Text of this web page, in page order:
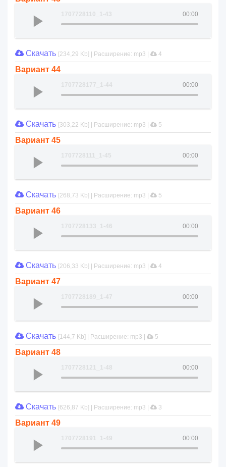
00:00
1707728110_1-43
Скачать [234,29 Kb] | Расширение: mp3 | 4
Вариант 44
00:00
1707728177_1-44
Скачать [303,22 Kb] | Расширение: mp3 | 5
Вариант 45
00:00
1707728111_1-45
Скачать [268,73 Kb] | Расширение: mp3 | 5
Вариант 46
00:00
1707728133_1-46
Скачать [206,33 Kb] | Расширение: mp3 | 4
Вариант 47
00:00
1707728189_1-47
Скачать [144,7 Kb] | Расширение: mp3 | 5
Вариант 48
00:00
1707728121_1-48
Скачать [626,87 Kb] | Расширение: mp3 | 3
Вариант 49
00:00
1707728191_1-49